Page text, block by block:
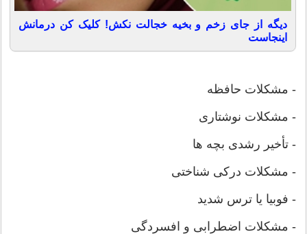
دیگه از جای زخم و بخیه خجالت نکش! کلیک کن درمانش
اینجاست
- مشکلات حافظه
- مشکلات نوشتاری
- تأخیر رشدی بچه ها
- مشکلات درکی شناختی
- فوبیا یا ترس شدید
- مشکلات اضطرابی و افسردگی